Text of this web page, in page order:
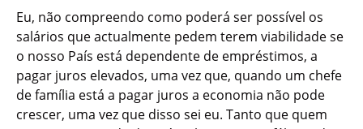
Eu, não compreendo como poderá ser possível os
salários que actualmente pedem terem viabilidade se
o nosso País está dependente de empréstimos, a
pagar juros elevados, uma vez que, quando um chefe
de família está a pagar juros a economia não pode
crescer, uma vez que disso sei eu. Tanto que quem